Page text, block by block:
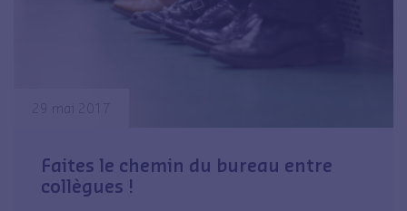
29 mai 2017
Faites le chemin du bureau entre
collègues !